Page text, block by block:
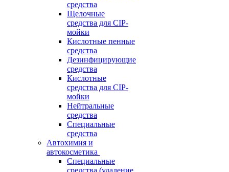
средства
Щелочные
средства для CIP-
мойки
Кислотные пенные
средства
Дезинфицирующие
средства
Кислотные
средства для CIP-
мойки
Нейтральные
средства
Специальные
средства
Автохимия и
автокосметика
Специальные
средства (удаление